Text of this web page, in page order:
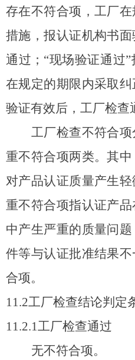
存在不符合项，工厂
措施，报认证机构书
通过；“现场验证通过
在规定的期限内采取
验证有效后，工厂检查
工厂检查不符合
重不符合项两类。其
对产品认证质量产生
重不符合项指认证产
中产生严重的质量问
件等与认证批准结果
合项。
11.2工厂检查结论判定
11.2.1工厂检查通过
无不符合项。